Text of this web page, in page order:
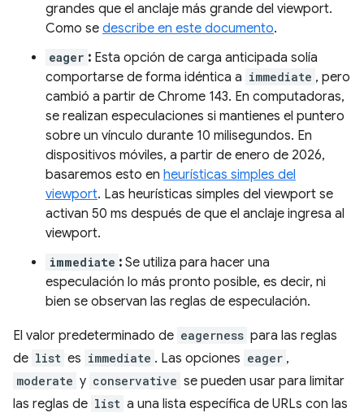
grandes que el anclaje más grande del viewport.
Como se describe en este documento.
eager : Esta opción de carga anticipada solía
comportarse de forma idéntica a immediate , pero
cambió a partir de Chrome 143. En computadoras,
se realizan especulaciones si mantienes el puntero
sobre un vínculo durante 10 milisegundos. En
dispositivos móviles, a partir de enero de 2026,
basaremos esto en heurísticas simples del
viewport. Las heurísticas simples del viewport se
activan 50 ms después de que el anclaje ingresa al
viewport.
immediate : Se utiliza para hacer una
especulación lo más pronto posible, es decir, ni
bien se observan las reglas de especulación.
El valor predeterminado de eagerness para las reglas
de list es immediate . Las opciones eager ,
moderate y conservative se pueden usar para limitar
las reglas de list a una lista específica de URLs con las